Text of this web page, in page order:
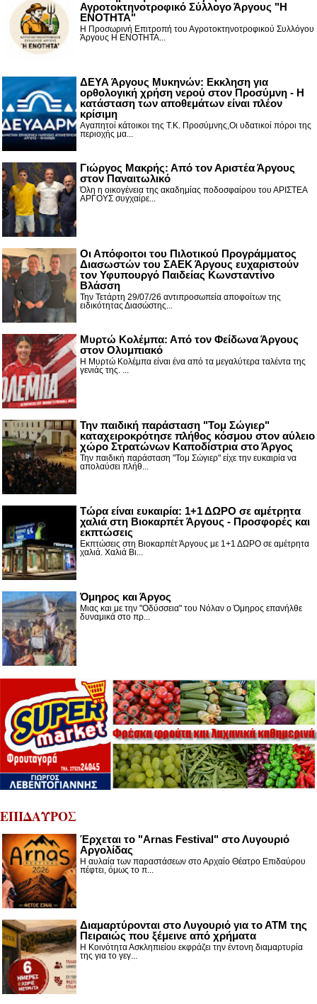
Αγροτοκτηνοτροφικό Σύλλογο Άργους "Η
ΕΝΟΤΗΤΑ"
Η Προσωρινή Επιτροπή του Αγροτοκτηνοτροφικού Συλλόγου
Άργους Η ΕΝΟΤΗΤΑ...
ΔΕΥΑ Άργους Μυκηνών: Εκκληση για
ορθολογική χρήση νερού στον Προσύμνη - Η
κατάσταση των αποθεμάτων είναι πλέον
κρίσιμη
Αγαπητοί κάτοικοι της Τ.Κ. Προσύμνης,Οι υδατικοί πόροι της
περιοχής μα...
Γιώργος Μακρής: Από τον Αριστέα Άργους
στον Παναιτωλικό
Όλη η οικογένεια της ακαδημίας ποδοσφαίρου του ΑΡΙΣΤΕΑ
ΑΡΓΟΥΣ συγχαίρε...
Οι Απόφοιτοι του Πιλοτικού Προγράμματος
Διασωστών του ΣΑΕΚ Άργους ευχαριστούν
τον Υφυπουργό Παιδείας Κωνσταντίνο
Βλάσση
Την Τετάρτη 29/07/26 αντιπροσωπεία αποφοίτων της
ειδικότητας Διασώστης...
Μυρτώ Κολέμπα: Από τον Φείδωνα Άργους
στον Ολυμπιακό
Η Μυρτώ Κολέμπα είναι ένα από τα μεγαλύτερα ταλέντα της
γενιάς της. ...
Την παιδική παράσταση "Τομ Σώγιερ"
καταχειροκρότησε πλήθος κόσμου στον αύλειο
χώρο Στρατώνων Καποδίστρια στο Άργος
Την παιδική παράσταση "Τομ Σώγιερ" είχε την ευκαιρία να
απολαύσει πλήθ...
Τώρα είναι ευκαιρία: 1+1 ΔΩΡΟ σε αμέτρητα
χαλιά στη Βιοκαρπέτ Άργους - Προσφορές και
εκπτώσεις
Εκπτώσεις στη Βιοκαρπέτ Άργους με 1+1 ΔΩΡΟ σε αμέτρητα
χαλιά. Χαλιά Βι...
Όμηρος και Άργος
Μιας και με την "Οδύσσεια" του Νόλαν ο Όμηρος επανήλθε
δυναμικά στο πρ...
ΕΠΙΔΑΥΡΟΣ
Έρχεται το "Arnas Festival" στο Λυγουριό
Αργολίδας
Η αυλαία των παραστάσεων στο Αρχαίο Θέατρο Επιδαύρου
πέφτει, όμως το π...
Διαμαρτύρονται στο Λυγουριό για το ΑΤΜ της
Πειραιώς που ξέμεινε από χρήματα
Η Κοινότητα Ασκληπιείου εκφράζει την έντονη διαμαρτυρία
της για το γεγ...